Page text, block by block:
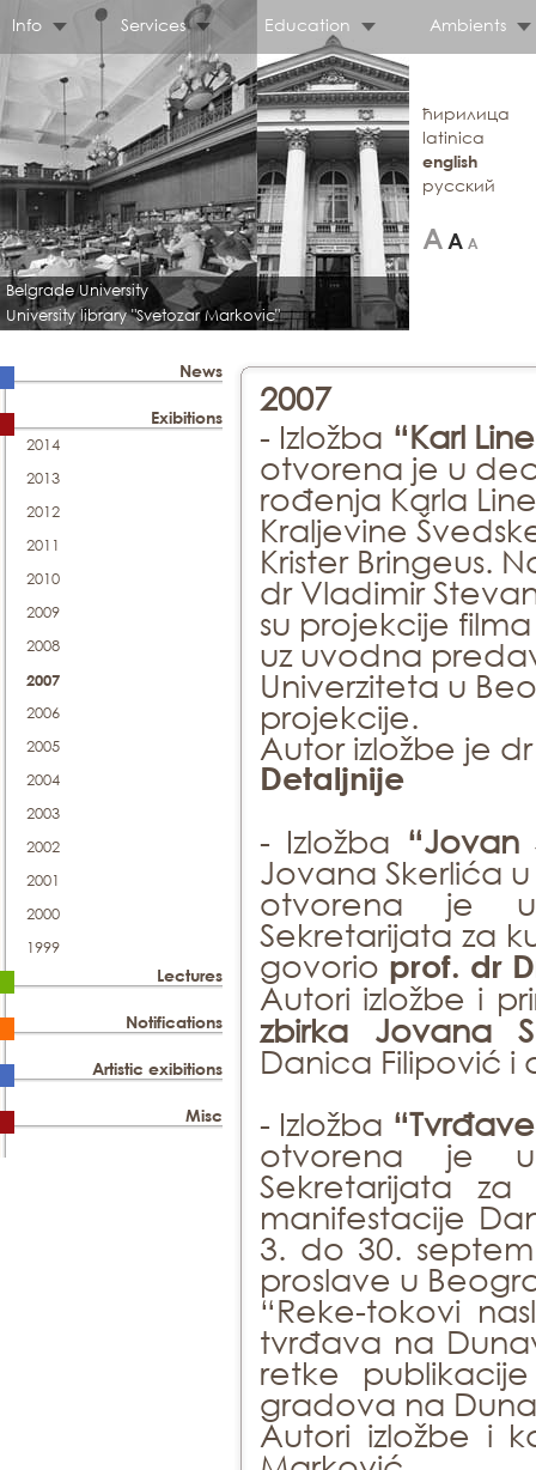
Info Services Education Ambients
Belgrade University
University library "Svetozar Markovic"
ћирилица
latinica
english
русский
News
Exibitions
2014
2013
2012
2011
2010
2009
2008
2007
2006
2005
2004
2003
2002
2001
2000
1999
Lectures
Notifications
Artistic exibitions
Misc
2007
- Izložba “Karl
otvorena je u
rođenja Karla
Kraljevine
Krister Bringeus.
dr Vladimir
su projekcije
uz uvodna
Univerziteta u
projekcije.
Autor izložbe je
Detaljnije
- Izložba “Jovan
Jovana Skerlića
otvorena je u
Sekretarijata za
govorio prof. dr
Autori izložbe i
zbirka Jovana
Danica Filipović i
- Izložba
otvorena je u
Sekretarijata
manifestacije
3. do 30.
proslave u
“Reke-tokovi
tvrđava na
retke
gradova na
Autori izložbe i